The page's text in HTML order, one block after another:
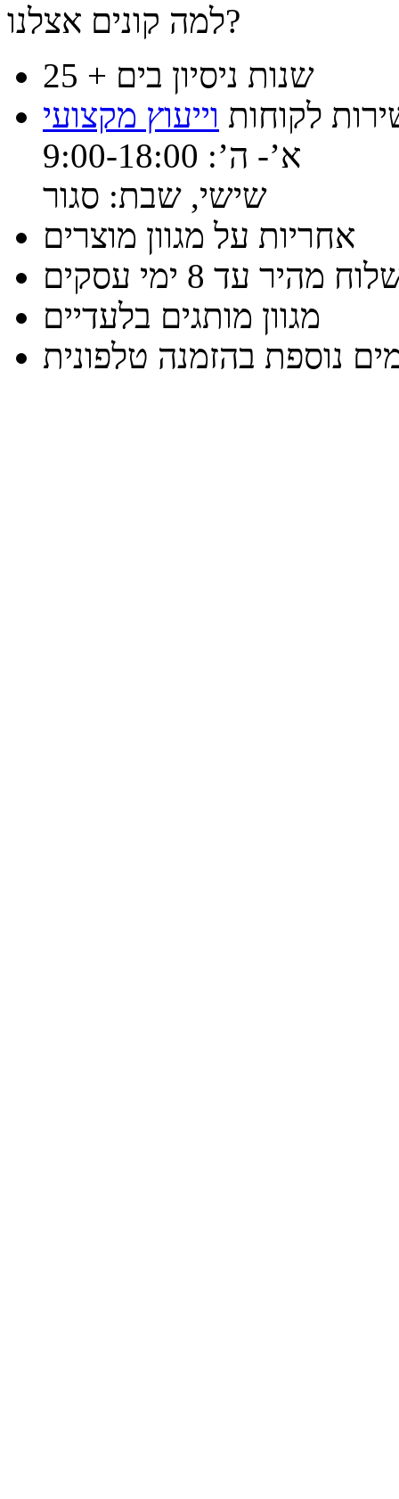
למה קונים אצלנו?
25 + שנות ניסיון בים
לקוחות וייעוץ מקצועי
א’- ה’: 9:00-18:00
שישי, שבת: סגור
אחריות על מגוון מוצרים
מהיר עד 8 ימי עסקים
מגוון מותגים בלעדיים
נוספת בהזמנה טלפונית